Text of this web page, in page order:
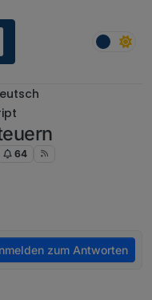
64
zum Antworten